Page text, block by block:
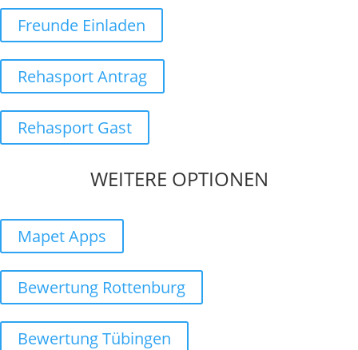
Freunde Einladen
Rehasport Antrag
Rehasport Gast
WEITERE OPTIONEN
Mapet Apps
Bewertung Rottenburg
Bewertung Tübingen